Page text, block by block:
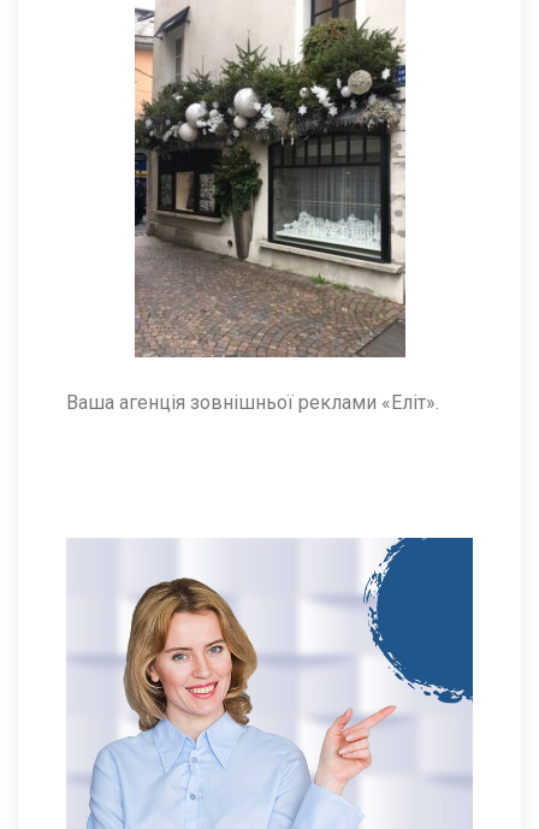
Ваша агенція зовнішньої реклами «Еліт».